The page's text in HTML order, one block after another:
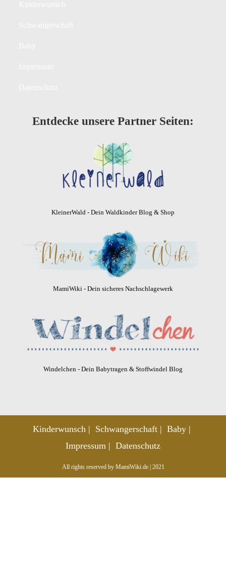
Entdecke unsere Partner Seiten:
KleinerWald - Dein Waldkinder Blog & Shop
MamiWiki - Dein sicheres Nachschlagewerk
Windelchen - Dein Babytragen & Stoffwindel Blog
Kinderwunsch Schwangerschaft
Baby
Impressum
Datenschutz
All rights reserved by MamiWiki.de | 2021